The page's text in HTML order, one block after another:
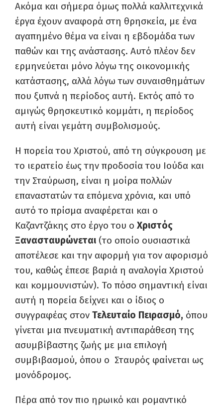
Ακόμα και σήμερα όμως πολλά καλλιτεχνικά
έργα έχουν αναφορά στη θρησκεία, με ένα
αγαπημένο θέμα να είναι η εβδομάδα των
παθών και της ανάστασης. Αυτό πλέον δεν
ερμηνεύεται μόνο λόγω της οικονομικής
κατάστασης, αλλά λόγω των συναισθημάτων
που ξυπνά η περίοδος αυτή. Εκτός από το
αμιγώς θρησκευτικό κομμάτι, η περίοδος
αυτή είναι γεμάτη συμβολισμούς.
Η πορεία του Χριστού, από τη σύγκρουση με
το ιερατείο έως την προδοσία του Ιούδα και
την Σταύρωση, είναι η μοίρα πολλών
επαναστατών τα επόμενα χρόνια, και υπό
αυτό το πρίσμα αναφέρεται και ο
Καζαντζάκης στο έργο του ο Χριστός
Ξανασταυρώνεται (το οποίο ουσιαστικά
αποτέλεσε και την αφορμή για τον αφορισμό
του, καθώς έπεσε βαριά η αναλογία Χριστού
και κομμουνιστών). Το πόσο σημαντική είναι
αυτή η πορεία δείχνει και ο ίδιος ο
συγγραφέας στον Τελευταίο Πειρασμό, όπου
γίνεται μια πνευματική αντιπαράθεση της
ασυμβίβαστης ζωής με μια επιλογή
συμβιβασμού, όπου ο Σταυρός φαίνεται ως
μονόδρομος.
Πέρα από τον πιο ηρωικό και ρομαντικό